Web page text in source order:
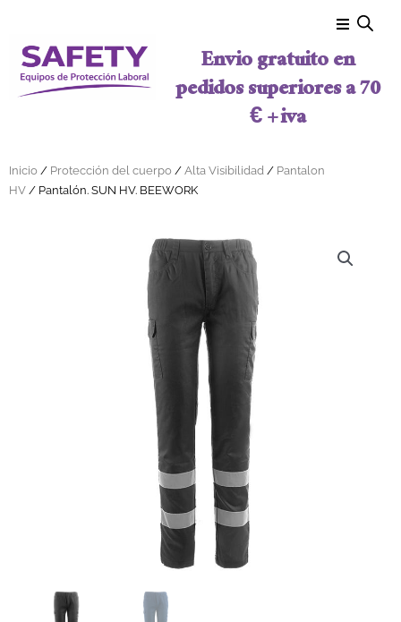
Envio gratuito en
pedidos superiores a 70
€ + iva
Inicio / Protección del cuerpo / Alta Visibilidad / Pantalon
HV / Pantalón. SUN HV. BEEWORK